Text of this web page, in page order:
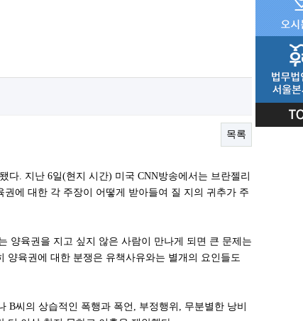
목록
. 지난 6일(현지 시간) 미국 CNN방송에서는 브란젤리
에 대한 각 주장이 어떻게 받아들여 질 지의 귀추가 주
양육권을 지고 싶지 않은 사람이 만나게 되면 큰 문제는
양육권에 대한 분쟁은 유책사유와는 별개의 요인들도
씨의 상습적인 폭행과 폭언, 부정행위, 무분별한 낭비